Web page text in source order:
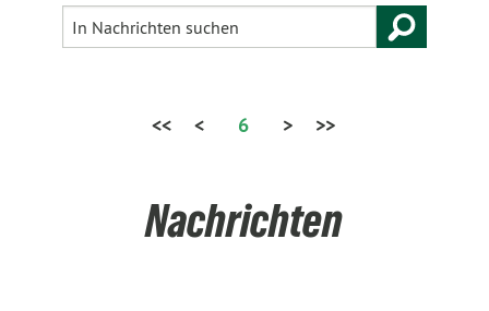
<< < 6 > >>
Nachrichten